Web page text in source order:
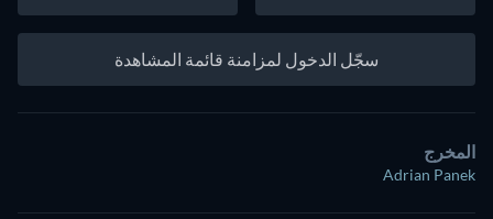
سجّل الدخول لمزامنة قائمة المشاهدة
المخرج
Adrian Panek